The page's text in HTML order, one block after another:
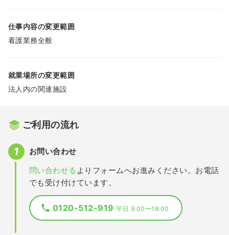
仕事内容の変更範囲
看護業務全般
就業場所の変更範囲
法人内の関連施設
ご利用の流れ
お問い合わせ
問い合わせる よりフォームへお進みください。お電話
でも受け付けています。
0120-512-919平日 9:00〜18:00